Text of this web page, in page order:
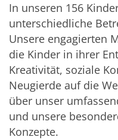
In unseren 156
unterschiedliche
Unsere engagierten
die Kinder in ihrer
Kreativität, soziale
Neugierde auf die
über unser
und unsere
Konzepte.